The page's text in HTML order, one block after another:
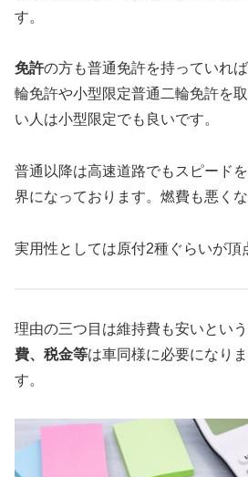
す。
免許の方も普通免許を持っていれば
輪免許や小型限定普通二輪免許を
い人は小型限定でも良いです。
普通以降は高速道路でもスピード
界になっております。燃費も悪くな
実用性としては原付2種ぐらいが頂
理由の三つ目は維持費も安いという
費、税金等は車同様に必要になり
す。